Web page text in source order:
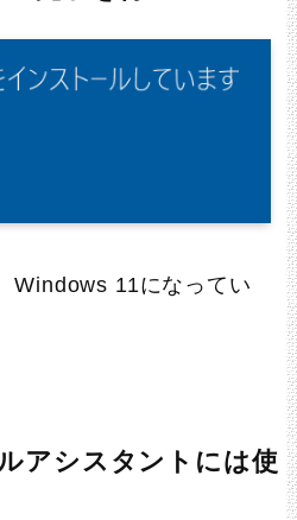
Windows 11になってい
アシスタントには使